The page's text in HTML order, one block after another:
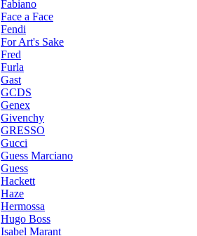
Fabiano
Face a Face
Fendi
For Art's Sake
Fred
Furla
Gast
GCDS
Genex
Givenchy
GRESSO
Gucci
Guess Marciano
Guess
Hackett
Haze
Hermossa
Hugo Boss
Isabel Marant